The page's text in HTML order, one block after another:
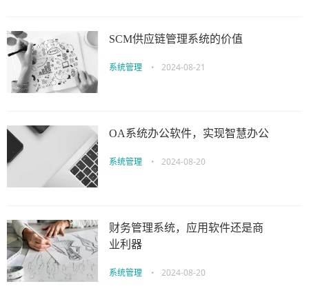
SCM供应链管理系统的价值
系统管理 • 2024-08-21
OA系统办公软件，实现智慧办公
系统管理 • 2024-08-20
财务管理系统，应用软件还是商
业利器
系统管理 • 2024-08-20